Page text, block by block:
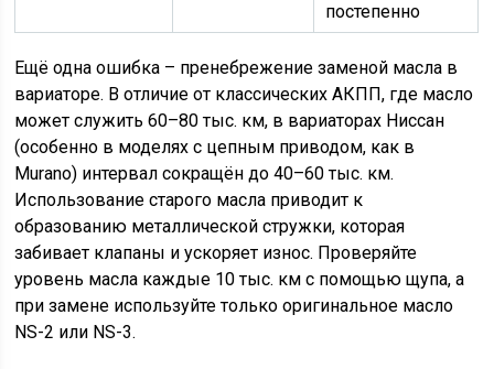
постепенно
Ещё одна ошибка – пренебрежение заменой масла в
вариаторе. В отличие от классических АКПП, где масло
может служить 60–80 тыс. км, в вариаторах Ниссан
(особенно в моделях с цепным приводом, как в
Murano) интервал сокращён до 40–60 тыс. км.
Использование старого масла приводит к
образованию металлической стружки, которая
забивает клапаны и ускоряет износ. Проверяйте
уровень масла каждые 10 тыс. км с помощью щупа, а
при замене используйте только оригинальное масло
NS-2 или NS-3.